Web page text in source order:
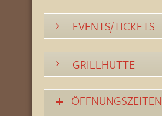
EVENTS/TICKETS
GRILLHÜTTE
ÖFFNUNGSZEITEN